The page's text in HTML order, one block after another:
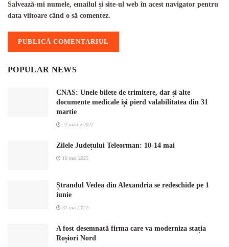
Salvează-mi numele, emailul și site-ul web în acest navigator pentru
data viitoare când o să comentez.
POPULAR NEWS
CNAS: Unele bilete de trimitere, dar și alte
documente medicale își pierd valabilitatea din 31
martie
22 martie 2022
Zilele Județului Teleorman: 10-14 mai
10 mai 2025
Ștrandul Vedea din Alexandria se redeschide pe 1
iunie
31 mai 2022
A fost desemnată firma care va moderniza stația
Roșiori Nord